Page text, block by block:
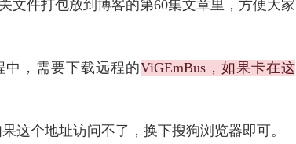
文件打包放到博客的第60集文章里，方便大家
中，需要下载远程的ViGEmBus，如果卡在这
这个地址访问不了，换下搜狗浏览器即可。